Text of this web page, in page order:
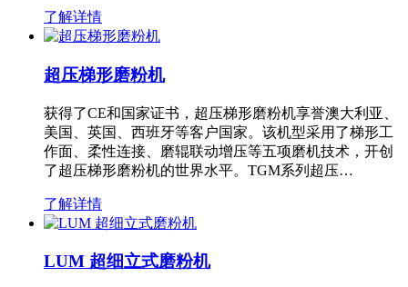
了解详情
超压梯形磨粉机
获得了CE和国家证书，超压梯形磨粉机享誉澳大利亚、
美国、英国、西班牙等客户国家。该机型采用了梯形工
作面、柔性连接、磨辊联动增压等五项磨机技术，开创
了超压梯形磨粉机的世界水平。TGM系列超压…
了解详情
LUM 超细立式磨粉机